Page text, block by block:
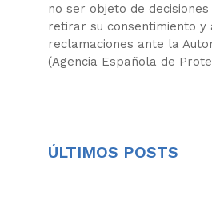
no ser objeto de
retirar su consentimiento y
reclamaciones ante la
(Agencia Española de
ÚLTIMOS POSTS